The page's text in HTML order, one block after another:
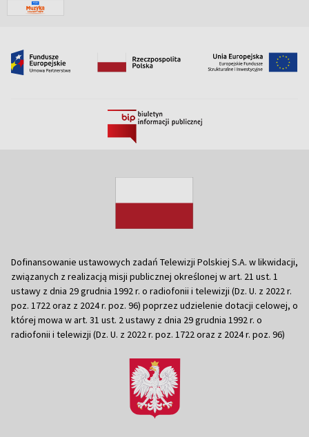
Dofinansowanie ustawowych zadań Telewizji Polskiej S.A. w likwidacji,
związanych z realizacją misji publicznej określonej w art. 21 ust. 1
ustawy z dnia 29 grudnia 1992 r. o radiofonii i telewizji (Dz. U. z 2022 r.
poz. 1722 oraz z 2024 r. poz. 96) poprzez udzielenie dotacji celowej, o
której mowa w art. 31 ust. 2 ustawy z dnia 29 grudnia 1992 r. o
radiofonii i telewizji (Dz. U. z 2022 r. poz. 1722 oraz z 2024 r. poz. 96)